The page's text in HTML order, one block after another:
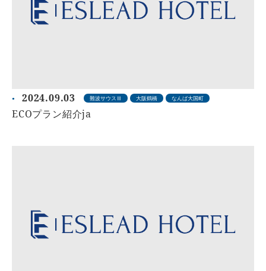
2024.09.03 難波サウスⅢ 大阪鶴橋 なんば大国町
ECOプラン紹介ja